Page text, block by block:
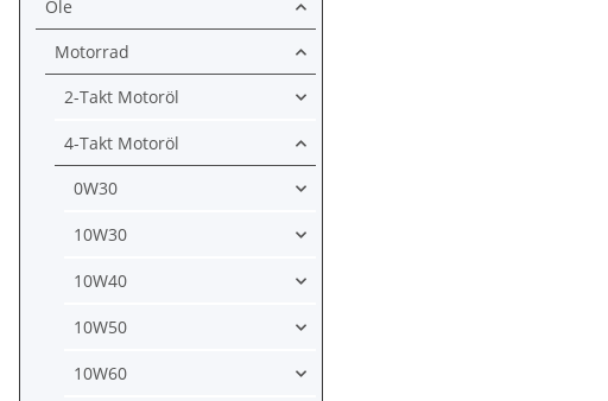
Öle
Motorrad
2-Takt Motoröl
4-Takt Motoröl
0W30
10W30
10W40
10W50
10W60